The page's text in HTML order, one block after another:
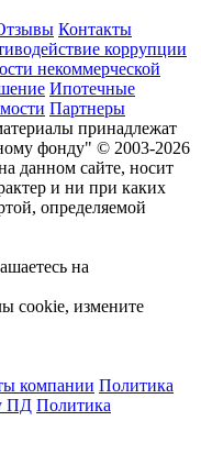
Контакты
коррупции
некоммерческой
Ипотечные
Партнеры
принадлежат
фонду" © 2003-2026
данном сайте, носит
и ни при каких
определяемой
на
cookie, измените
компании Политика
ПД Политика